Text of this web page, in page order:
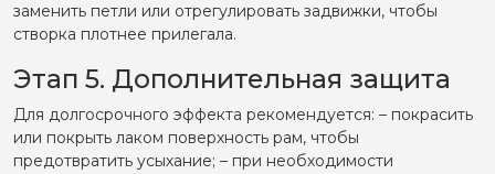
заменить петли или отрегулировать задвижки, чтобы
створка плотнее прилегала.
Этап 5. Дополнительная защита
Для долгосрочного эффекта рекомендуется: – покрасить
или покрыть лаком поверхность рам, чтобы
предотвратить усыхание; – при необходимости